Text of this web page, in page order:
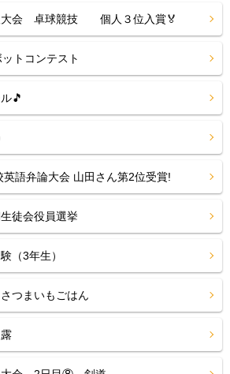
大会 卓球競技 個人３位入賞🏅
トコンテスト
🎵
語弁論大会 山田さん第2位受賞!
徒会役員選挙
（3年生）
つまいもごはん